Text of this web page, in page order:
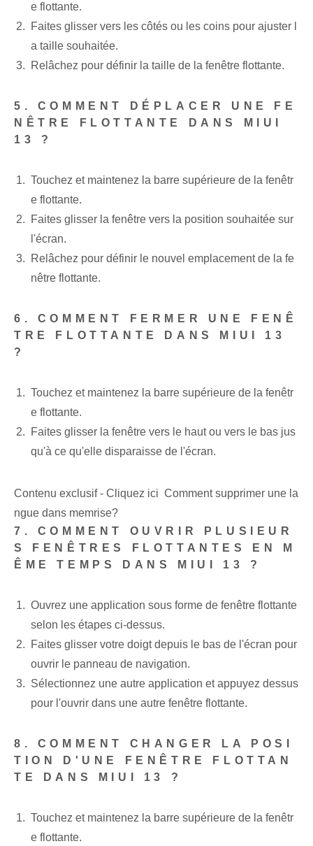
e flottante.
Faites glisser vers les côtés ou les coins pour ajuster l
a taille souhaitée.
Relâchez pour définir la taille de la fenêtre flottante.
5. COMMENT DÉPLACER UNE FE
NÊTRE FLOTTANTE DANS MIUI
13 ?
Touchez et maintenez la barre supérieure de la fenêtr
e flottante.
Faites glisser la fenêtre vers la position souhaitée sur
l'écran.
Relâchez pour définir le nouvel emplacement de la fe
nêtre flottante.
6. COMMENT FERMER UNE FENÊ
TRE FLOTTANTE DANS MIUI 13
?
Touchez et maintenez la barre supérieure de la fenêtr
e flottante.
Faites glisser la fenêtre vers le haut ou vers le bas jus
qu'à ce qu'elle disparaisse de l'écran.
Contenu exclusif - Cliquez ici Comment supprimer une la
ngue dans memrise?
7. COMMENT OUVRIR PLUSIEUR
S FENÊTRES FLOTTANTES EN M
ÊME TEMPS DANS MIUI 13 ?
Ouvrez une application sous forme de fenêtre flottante
selon les étapes ci-dessus.
Faites glisser votre doigt depuis le bas de l'écran pour
ouvrir le panneau de navigation.
Sélectionnez une autre application et appuyez dessus
pour l'ouvrir dans une autre fenêtre flottante.
8. COMMENT CHANGER LA POSI
TION D'UNE FENÊTRE FLOTTAN
TE DANS MIUI 13 ?
Touchez et maintenez la barre supérieure de la fenêtr
e flottante.